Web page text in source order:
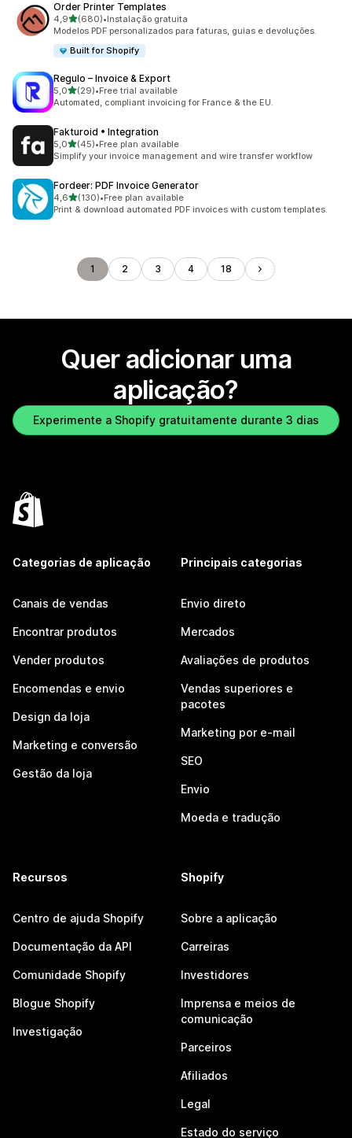
Order Printer Templates
4,9de 5 estrelas
(680)
680 total de avaliações
•Instalação gratuita
Modelos PDF personalizados para faturas, guias e devoluções.
Built for Shopify
Regulo – Invoice & Export
5,0de 5 estrelas
(29)
29 total de avaliações
•Free trial available
Automated, compliant invoicing for France & the EU.
Fakturoid • Integration
5,0de 5 estrelas
(45)
45 total de avaliações
•Free plan available
Simplify your invoice management and wire transfer workflow
Fordeer: PDF Invoice Generator
4,6de 5 estrelas
(130)
130 total de avaliações
•Free plan available
Print & download automated PDF invoices with custom templates.
1 2 3 4 18
Quer adicionar uma
aplicação?
Experimente a Shopify gratuitamente durante 3 dias
Categorias de aplicação
Canais de vendas
Encontrar produtos
Vender produtos
Encomendas e envio
Design da loja
Marketing e conversão
Gestão da loja
Principais categorias
Envio direto
Mercados
Avaliações de produtos
Vendas superiores e
pacotes
Marketing por e-mail
SEO
Envio
Moeda e tradução
Recursos
Centro de ajuda Shopify
Documentação da API
Comunidade Shopify
Blogue Shopify
Investigação
Shopify
Sobre a aplicação
Carreiras
Investidores
Imprensa e meios de
comunicação
Parceiros
Afiliados
Legal
Estado do serviço